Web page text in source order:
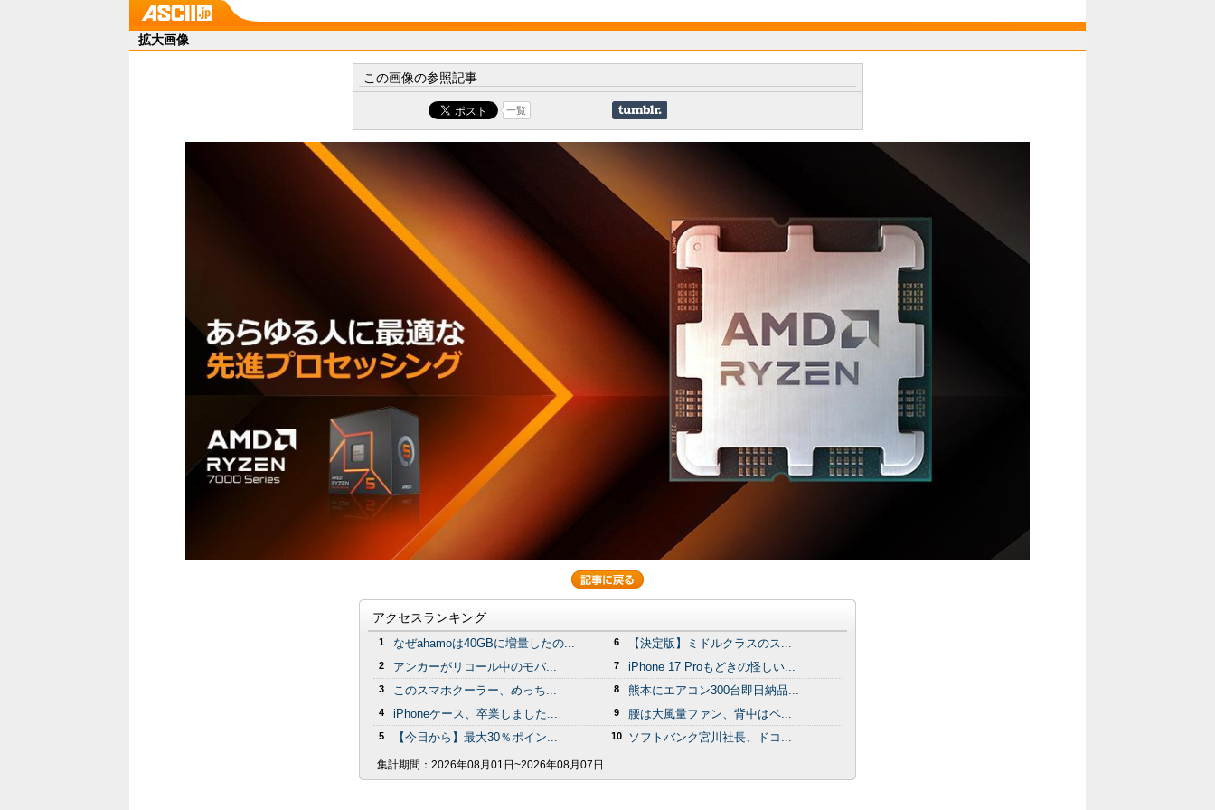
拡大画像
この画像の参照記事
一覧
アクセスランキング
1 なぜahamoは40GBに増量したの...
2 アンカーがリコール中のモバ...
3 このスマホクーラー、めっち...
4 iPhoneケース、卒業しました...
5 【今日から】最大30％ポイン...
6 【決定版】ミドルクラスのス...
7 iPhone 17 Proもどきの怪しい...
8 熊本にエアコン300台即日納品...
9 腰は大風量ファン、背中はペ...
10 ソフトバンク宮川社長、ドコ...
集計期間： 2026年08月01日~2026年08月07日